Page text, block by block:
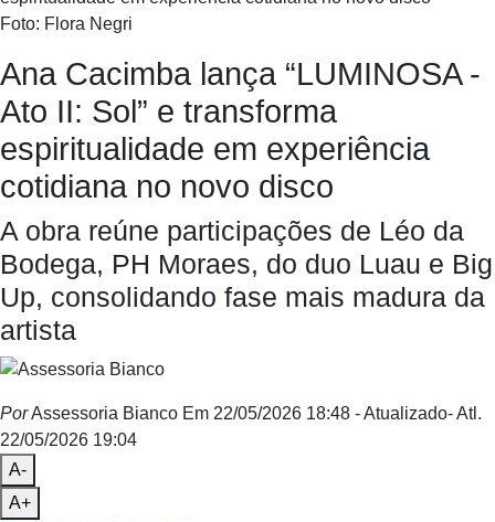
Foto: Flora Negri
Ana Cacimba lança “LUMINOSA -
Ato II: Sol” e transforma
espiritualidade em experiência
cotidiana no novo disco
A obra reúne participações de Léo da
Bodega, PH Moraes, do duo Luau e Big
Up, consolidando fase mais madura da
artista
PorAssessoria Bianco Em 22/05/2026 18:48 - Atualizado- Atl.
22/05/2026 19:04
A-
A+